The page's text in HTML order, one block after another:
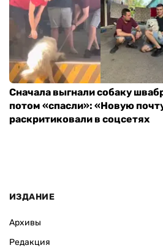
Сначала выгнали собаку
потом «спасли»: «Новую
раскритиковали в соцсетях
ИЗДАНИЕ
Архивы
Редакция